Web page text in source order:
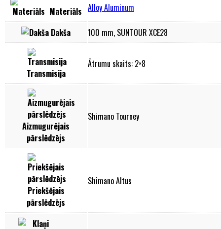
Materiāls Alloy Aluminum
Dakša 100 mm, SUNTOUR XCE28
Transmisija
Ātrumu skaits: 2×8
Aizmugurējais
pārslēdzējs
Shimano Tourney
Priekšējais
pārslēdzējs
Shimano Altus